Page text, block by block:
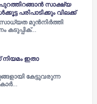
സാക്ഷ്യ
പരിപാടിക്കും വിലക്ക്
മുൻനിർത്തി
കടുപ്പിക്…
ഇതാ
കേട്ടുവരുന്ന